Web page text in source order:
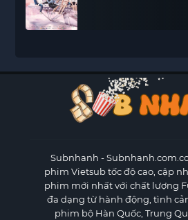
Subnhanh -
phim Vietsub tốc độ cao, cập
phim mới nhất với chất lượng
đa dạng từ hành động, tình
phim bộ Hàn Quốc, Trung